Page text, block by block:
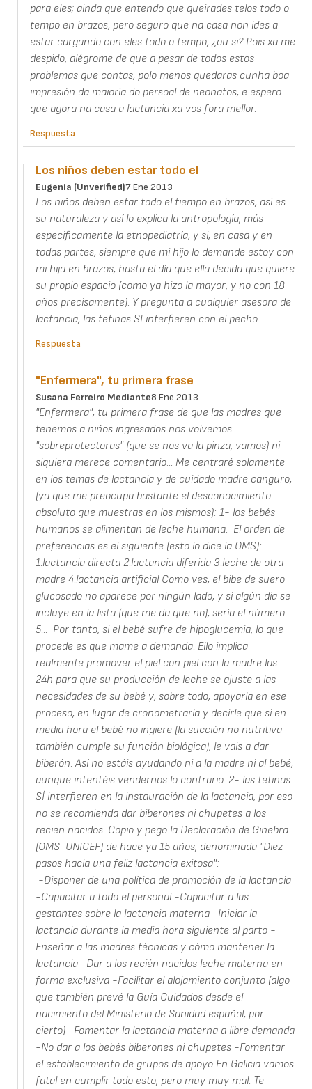
para eles; ainda que entendo que queirades telos todo o
tempo en brazos, pero seguro que na casa non ides a
estar cargando con eles todo o tempo, ¿ou si? Pois xa me
despido, alégrome de que a pesar de todos estos
problemas que contas, polo menos quedaras cunha boa
impresión da maioría do persoal de neonatos, e espero
que agora na casa a lactancia xa vos fora mellor.
Respuesta
Los niños deben estar todo el
Eugenia (unverified)7 Ene 2013
Los niños deben estar todo el tiempo en brazos, así es
su naturaleza y así lo explica la antropología, más
especificamente la etnopediatría, y si, en casa y en
todas partes, siempre que mi hijo lo demande estoy con
mi hija en brazos, hasta el día que ella decida que quiere
su propio espacio (como ya hizo la mayor, y no con 18
años precisamente). Y pregunta a cualquier asesora de
lactancia, las tetinas SI interfieren con el pecho.
Respuesta
"Enfermera", tu primera frase
Susana Ferreiro Mediante8 Ene 2013
"Enfermera", tu primera frase de que las madres que
tenemos a niños ingresados nos volvemos
"sobreprotectoras" (que se nos va la pinza, vamos) ni
siquiera merece comentario... Me centraré solamente
en los temas de lactancia y de cuidado madre canguro,
(ya que me preocupa bastante el desconocimiento
absoluto que muestras en los mismos): 1- los bebés
humanos se alimentan de leche humana. El orden de
preferencias es el siguiente (esto lo dice la OMS):
1.lactancia directa 2.lactancia diferida 3.leche de otra
madre 4.lactancia artificial Como ves, el bibe de suero
glucosado no aparece por ningún lado, y si algún día se
incluye en la lista (que me da que no), sería el número
5... Por tanto, si el bebé sufre de hipoglucemia, lo que
procede es que mame a demanda. Ello implica
realmente promover el piel con piel con la madre las
24h para que su producción de leche se ajuste a las
necesidades de su bebé y, sobre todo, apoyarla en ese
proceso, en lugar de cronometrarla y decirle que si en
media hora el bebé no ingiere (la succión no nutritiva
también cumple su función biológica), le vais a dar
biberón. Así no estáis ayudando ni a la madre ni al bebé,
aunque intentéis vendernos lo contrario. 2- las tetinas
SÍ interfieren en la instauración de la lactancia, por eso
no se recomienda dar biberones ni chupetes a los
recien nacidos. Copio y pego la Declaración de Ginebra
(OMS-UNICEF) de hace ya 15 años, denominada "Diez
pasos hacia una feliz lactancia exitosa":
-Disponer de una política de promoción de la lactancia
-Capacitar a todo el personal -Capacitar a las
gestantes sobre la lactancia materna -Iniciar la
lactancia durante la media hora siguiente al parto -
Enseñar a las madres técnicas y cómo mantener la
lactancia -Dar a los recién nacidos leche materna en
forma exclusiva -Facilitar el alojamiento conjunto (algo
que también prevé la Guía Cuidados desde el
nacimiento del Ministerio de Sanidad español, por
cierto) -Fomentar la lactancia materna a libre demanda
-No dar a los bebés biberones ni chupetes -Fomentar
el establecimiento de grupos de apoyo En Galicia vamos
fatal en cumplir todo esto, pero muy muy mal. Te